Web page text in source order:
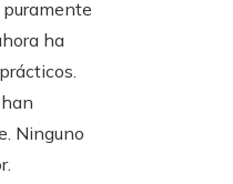
ha
Ninguno